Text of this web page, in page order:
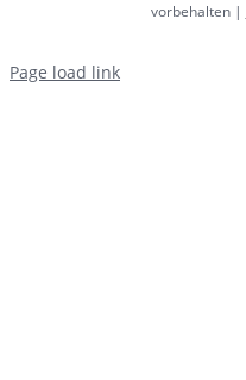
vorbehalten |
Page load link